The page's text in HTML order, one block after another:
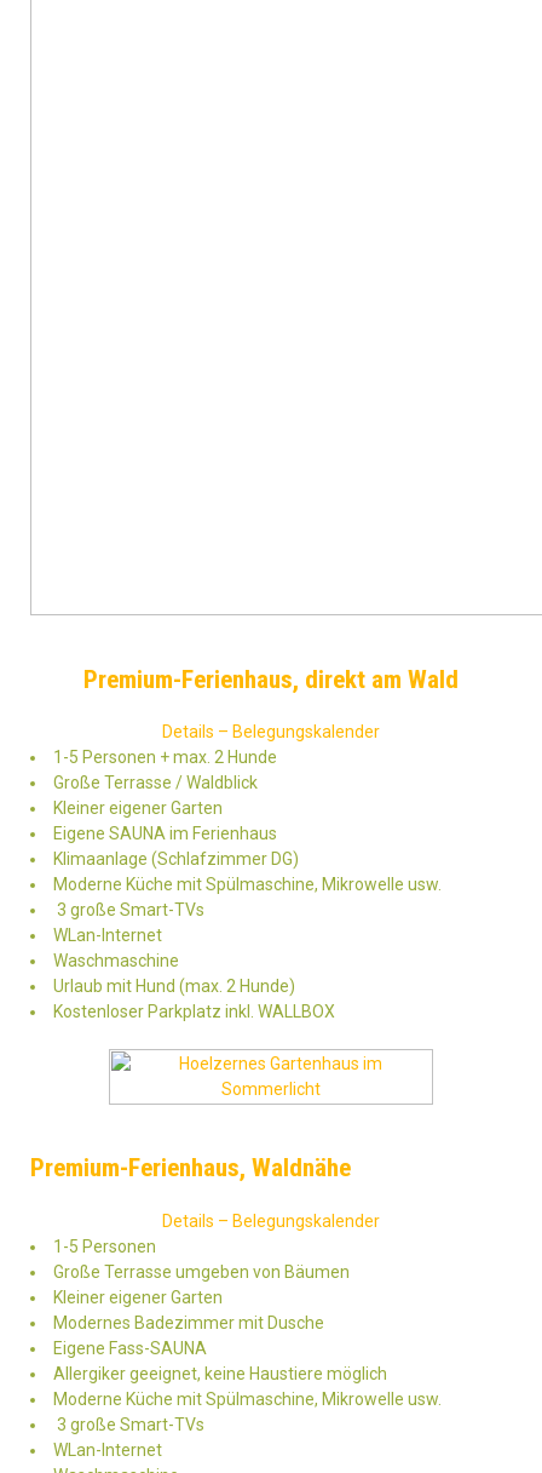
Premium-Ferienhaus, direkt am Wald
Details – Belegungskalender
1-5 Personen + max. 2 Hunde
Große Terrasse / Waldblick
Kleiner eigener Garten
Eigene SAUNA im Ferienhaus
Klimaanlage (Schlafzimmer DG)
Moderne Küche mit Spülmaschine, Mikrowelle usw.
3 große Smart-TVs
WLan-Internet
Waschmaschine
Urlaub mit Hund (max. 2 Hunde)
Kostenloser Parkplatz inkl. WALLBOX
Premium-Ferienhaus, Waldnähe
Details – Belegungskalender
1-5 Personen
Große Terrasse umgeben von Bäumen
Kleiner eigener Garten
Modernes Badezimmer mit Dusche
Eigene Fass-SAUNA
Allergiker geeignet, keine Haustiere möglich
Moderne Küche mit Spülmaschine, Mikrowelle usw.
3 große Smart-TVs
WLan-Internet